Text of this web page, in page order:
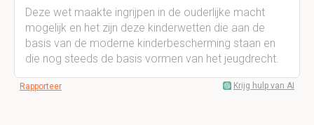
Deze wet maakte ingrijpen in de ouderlijke macht
mogelijk en het zijn deze kinderwetten die aan de
basis van de moderne kinderbescherming staan en
die nog steeds de basis vormen van het jeugdrecht.
Rapporteer Krijg hulp van AI